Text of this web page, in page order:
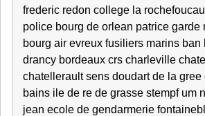
frederic redon college la
police bourg de orlean patrice garde
bourg air evreux fusiliers marins ban
drancy bordeaux crs charleville
chatellerault sens doudart de la gree
bains ile de re de grasse stempf um
jean ecole de gendarmerie